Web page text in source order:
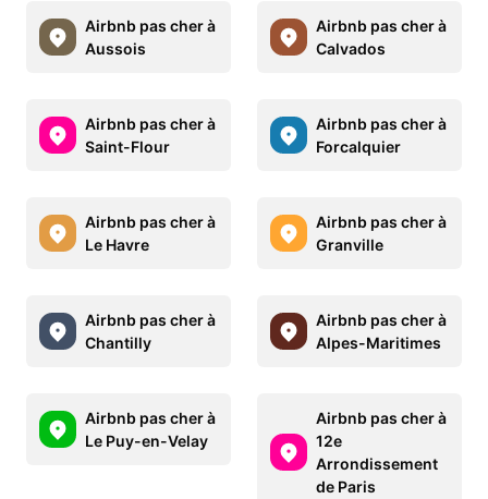
Airbnb pas cher à
Aussois
Airbnb pas cher à
Calvados
Airbnb pas cher à
Saint-Flour
Airbnb pas cher à
Forcalquier
Airbnb pas cher à
Le Havre
Airbnb pas cher à
Granville
Airbnb pas cher à
Chantilly
Airbnb pas cher à
Alpes-Maritimes
Airbnb pas cher à
Le Puy-en-Velay
Airbnb pas cher à
12e
Arrondissement
de Paris